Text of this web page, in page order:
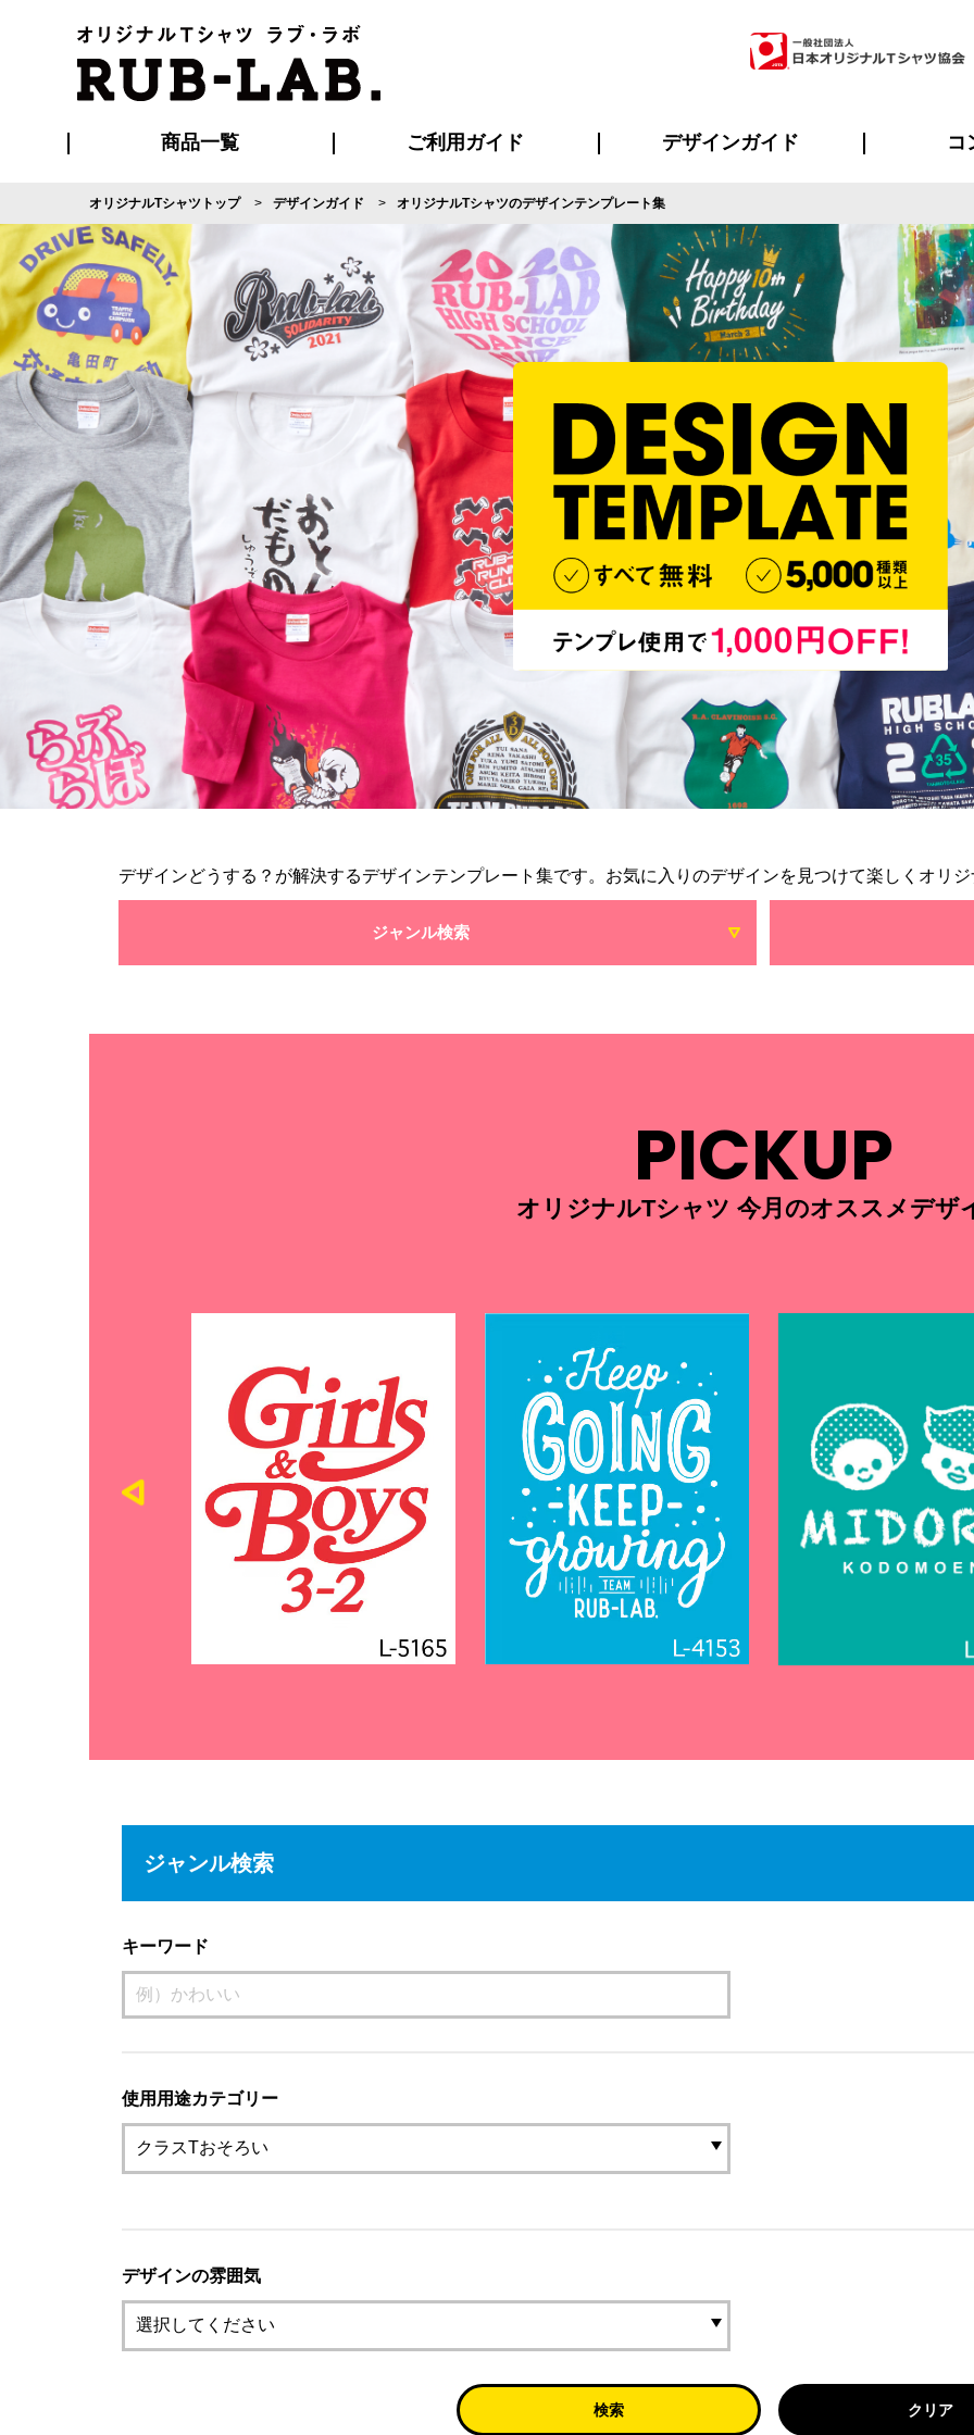
商品一覧
Tシャツ ポロシャツ パーカー・スウェット
ブルゾン・コート セットアップ・ジャージ ツナギ スポー
ハッピ キャップ・バンダナ グッズ全般 の
ご利用ガイド
ご利用ガイド
はじめての方へ
再注文の方へ
お支払い方法について
割引まとめページ
発送・特急サービスについて
版の保管期限について
マイページ会員のメリット
よくあるご質問
デザインガイド
デザイン入稿について
デザイン料について
デザインテンプレート集
デザインシミュレーター
書体一覧（フォント集）
プリント・加工一覧
コ
オリジナルTシャツトップ デザインガイド オリジナルTシャツのデザインテンプレート集
デザインどうする？が解決するデザインテンプレート集です。お気に入りのデザインを見つけて楽しくオリ
ジャンル検索
PICKUP
オリジナルTシャツ 今月のオススメデザ
ジャンル検索
キーワード
使用用途カテゴリー
デザインの雰囲気
検索 クリア